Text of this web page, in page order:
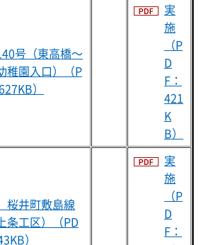
号（東高橋～
稚園入口）（P
）
実
施
（P
D
F：
421
K
B）
桜井町敷島線
条工区）（PD
）
実
施
（P
D
F：